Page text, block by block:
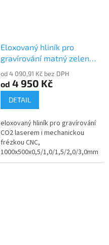
Eloxovaný hliník pro
gravírování matný zelený
30105-40
od 4 090,91 Kč bez DPH
od 4 950 Kč
DETAIL
eloxovaný hliník pro gravírování
CO2 laserem i mechanickou
frézkou CNC,
1000x500x0,5/1,0/1,5/2,0/3,0mm,
povrch matný, zelený